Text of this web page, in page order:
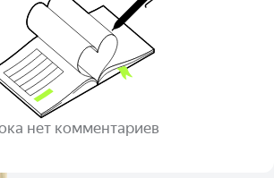
нет комментариев